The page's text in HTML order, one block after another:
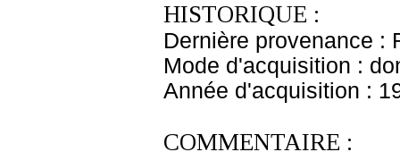
HISTORIQUE :
Dernière provenance :
Mode d'acquisition :
Année d'acquisition :
COMMENTAIRE :